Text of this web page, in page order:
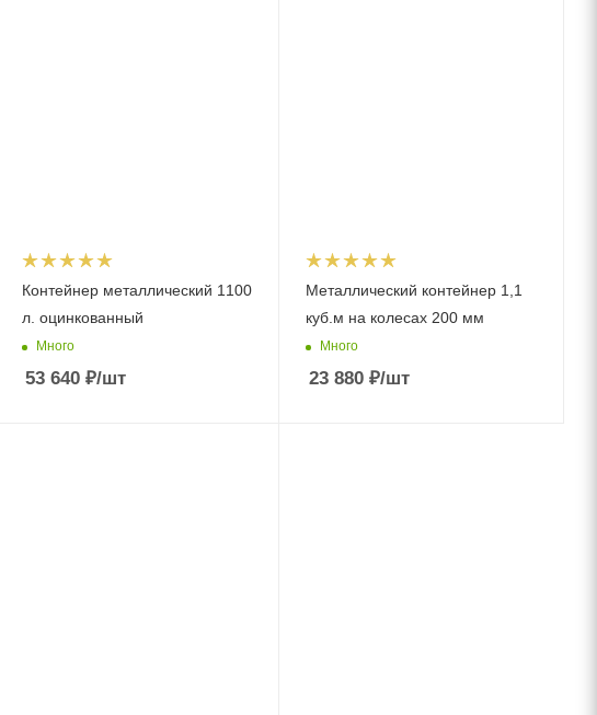
Контейнер металлический 1100
л. оцинкованный
Много
53 640₽/шт
Металлический контейнер 1,1
куб.м на колесах 200 мм
Много
23 880 ₽/шт